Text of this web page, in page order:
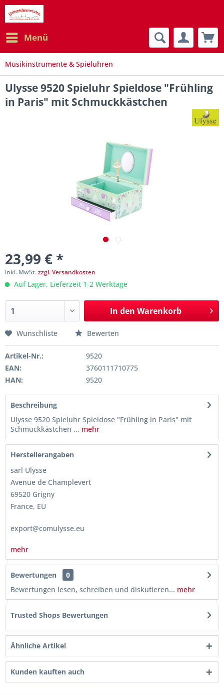
Menü
Musikinstrumente & Spieluhren
Ulysse 9520 Spieluhr Spieldose "Frühling
in Paris" mit Schmuckkästchen
23,99 € *
inkl. MwSt.zzgl. Versandkosten
Auf Lager, Lieferzeit 1-2 Werktage
In den Warenkorb
Wunschliste Bewerten
Artikel-Nr.:
9520
EAN:
3760111710775
HAN:
9520
Beschreibung
Ulysse 9520 Spieluhr Spieldose "Frühling in Paris" mit
Schmuckkästchen ... mehr
Herstellerangaben
sarl Ulysse
Avenue de Champlevert
69520 Grigny
France, EU
export@comulysse.eu
mehr
Bewertungen
0
Bewertungen lesen, schreiben und diskutieren... mehr
Trusted Shops Bewertungen
Ähnliche Artikel
Kunden kauften auch